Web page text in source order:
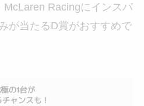
Racingにインスパ
が当たるD賞がおすすめで